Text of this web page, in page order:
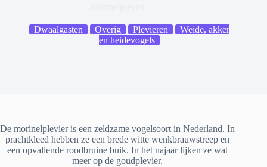
Dwaalgasten Overig Plevieren
Weide, akker
en heidevogels
De morinelplevier is een zeldzame vogelsoort in Nederland. In
prachtkleed hebben ze een brede witte wenkbrauwstreep en
een opvallende roodbruine buik. In het najaar lijken ze wat
meer op de goudplevier.